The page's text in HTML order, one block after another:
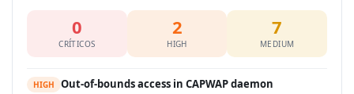
0
CRÍTICOS
2
HIGH
7
MEDIUM
HIGH Out-of-bounds access in CAPWAP daemon